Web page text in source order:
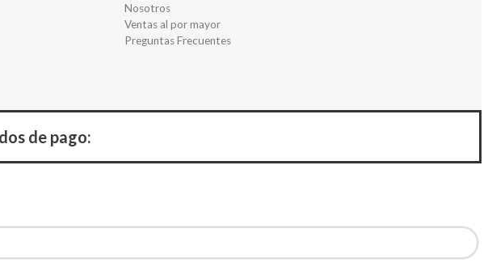
Nosotros
Ventas al por mayor
Preguntas Frecuentes
de pago: